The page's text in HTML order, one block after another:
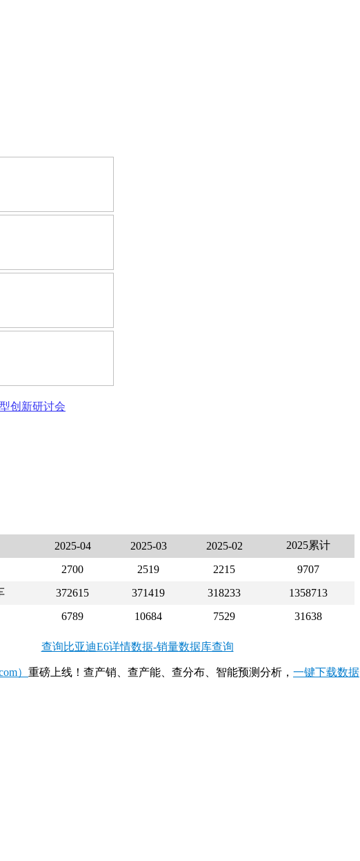
创新研讨会
2025-04 2025-03 2025-02
2025累计
2700 2519 2215
9707
372615 371419 318233
1358713
6789 10684 7529 31638
查询比亚迪E6详情数据-销量数据库查询
） 重磅上线！查产销、查产能、查分布、智能预测分析， 一键下载数据